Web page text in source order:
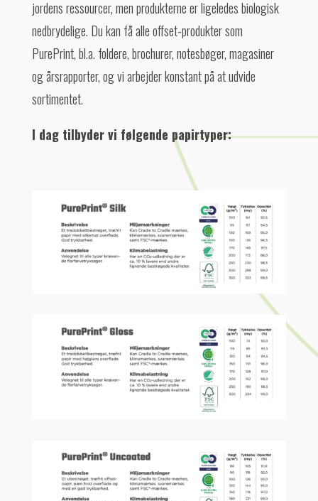
jordens ressourcer, men produkterne er ligeledes biologisk
nedbrydelige. Du kan få alle offset-produkter som
PurePrint, bl.a. foldere, brochurer, notesbøger, magasiner
og årsrapporter, og vi arbejder konstant på at udvide
sortimentet.
I dag tilbyder vi følgende papirtyper: